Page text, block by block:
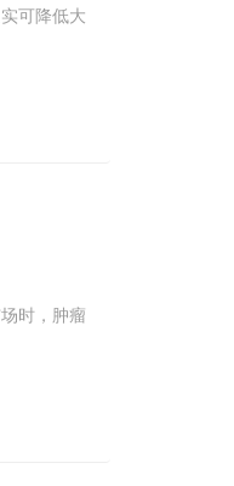
可降低大
时，肿瘤